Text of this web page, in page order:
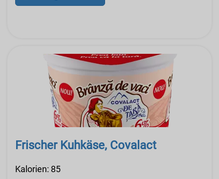
Frischer Kuhkäse, Covalact
Kalorien: 85